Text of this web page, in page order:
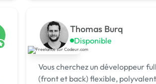
Thomas Burq
Disponible
Vous cherchez un développeur
(front et back) flexible,